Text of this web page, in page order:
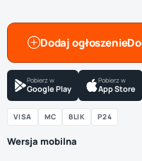
Dodaj ogłoszenie
Pobierz w
Google Play
Pobierz w
App Store
VISA MC BLIK P24
Wersja mobilna